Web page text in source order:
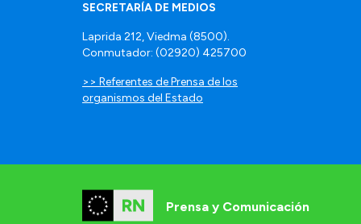
SECRETARÍA DE MEDIOS
Laprida 212, Viedma (8500).
Conmutador: (02920) 425700
>> Referentes de Prensa de los
organismos del Estado
Prensa y Comunicación